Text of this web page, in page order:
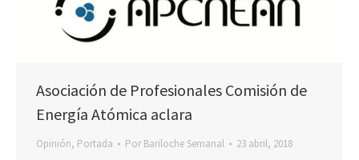
Asociación de Profesionales Comisión de
Energía Atómica aclara
Opinión, Portada Por Bariloche Semanal 23 abril, 2018